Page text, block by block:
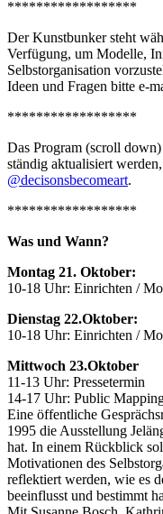
******************
Der Kunstbunker steht
Verfügung, um Modelle,
Selbstorganisation
Ideen und Fragen bitte e-
******************
Das Program (scroll
ständig aktualisiert
@decisonsbecomeart.
******************
Was und Wann?
Montag 21. Oktober:
10-18 Uhr: Einrichten /
Dienstag 22.Oktober:
10-18 Uhr: Einrichten /
Mittwoch 23.Oktober
11-13 Uhr: Pressetermin
14-17 Uhr: Public
Eine öffentliche
1995 die Ausstellung
hat. In einem Rückblick
Motivationen des
reflektiert werden, wie es
beeinflusst und bestimmt